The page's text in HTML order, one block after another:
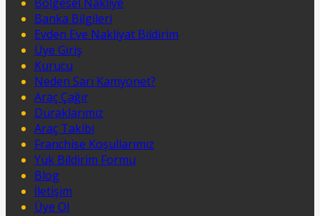
Bölgesel Nakliye
Banka Bilgileri
Evden Eve Nakliyat Bildirim
Üye Giriş
Kurucu
Neden Sarı Kamyonet?
Araç Çağır
Duraklarımız
Araç Takibi
Franchise Koşullarımız
Yük Bildirim Formu
Blog
İletişim
Üye Ol